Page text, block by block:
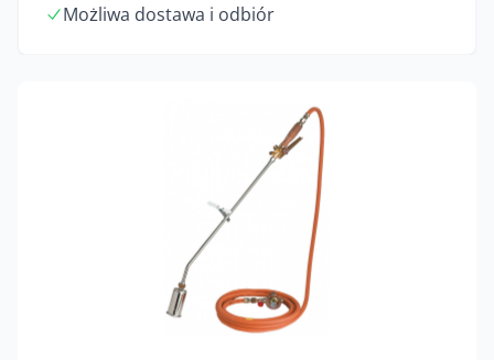
Możliwa dostawa i odbiór